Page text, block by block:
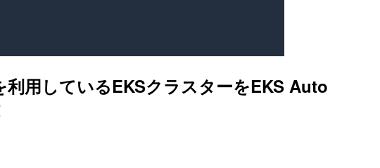
用しているEKSクラスターをEKS Auto